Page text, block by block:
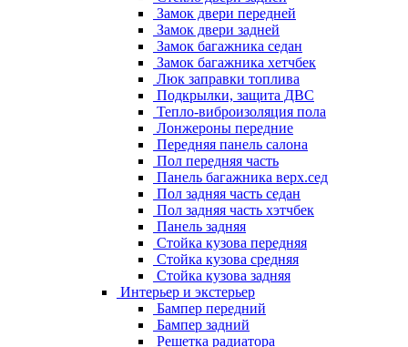
Замок двери передней
Замок двери задней
Замок багажника седан
Замок багажника хетчбек
Люк заправки топлива
Подкрылки, защита ДВС
Тепло-виброизоляция пола
Лонжероны передние
Передняя панель салона
Пол передняя часть
Панель багажника верх.сед
Пол задняя часть седан
Пол задняя часть хэтчбек
Панель задняя
Стойка кузова передняя
Стойка кузова средняя
Стойка кузова задняя
Интерьер и экстерьер
Бампер передний
Бампер задний
Решетка радиатора